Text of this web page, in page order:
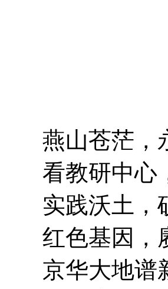
燕山苍茫，
看教研中心
实践沃土，
红色基因，
京华大地谱